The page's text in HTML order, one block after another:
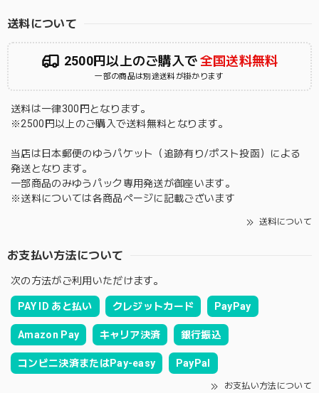
送料について
2500円以上のご購入で全国送料無料
一部の商品は別途送料が掛かります
送料は一律300円となります。
※2500円以上のご購入で送料無料となります。
当店は日本郵便のゆうパケット（追跡有り/ポスト投函）による
発送となります。
一部商品のみゆうパック専用発送が御座います。
※送料については各商品ページに記載ございます
送料について
お支払い方法について
次の方法がご利用いただけます。
PAY ID あと払い クレジットカード PayPay
Amazon Pay キャリア決済 銀行振込
コンビニ決済またはPay-easy PayPal
お支払い方法について